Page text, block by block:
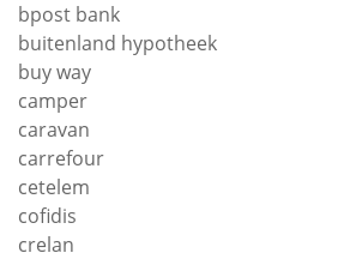
bpost bank
buitenland hypotheek
buy way
camper
caravan
carrefour
cetelem
cofidis
crelan